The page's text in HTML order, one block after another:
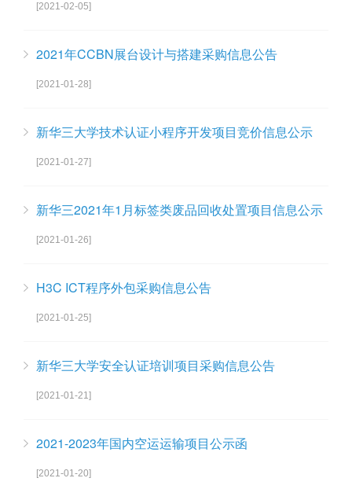
[2021-02-05]
2021年CCBN展台设计与搭建采购信息公告
[2021-01-28]
新华三大学技术认证小程序开发项目竞价信息公示
[2021-01-27]
新华三2021年1月标签类废品回收处置项目信息公示
[2021-01-26]
H3C ICT程序外包采购信息公告
[2021-01-25]
新华三大学安全认证培训项目采购信息公告
[2021-01-21]
2021-2023年国内空运运输项目公示函
[2021-01-20]